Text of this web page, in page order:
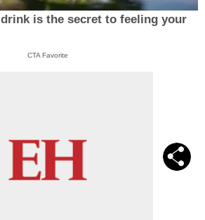
is the secret to feeling your
CTA Favorite